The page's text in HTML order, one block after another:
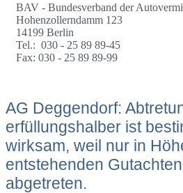
BAV - Bundesverband der
Hohenzollerndamm 123
14199 Berlin
Tel.: 030 - 25 89 89-45
Fax: 030 - 25 89 89-99
AG Deggendorf:
erfüllungshalber ist
wirksam, weil nur in
entstehenden
abgetreten.